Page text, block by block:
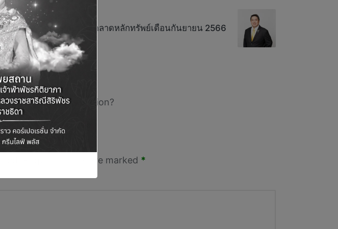
สรุปภาพรวมภาวะตลาดหลักทรัพย์เดือนกันยายน 2566
you start the discussion?
Reply
Required fields are marked *